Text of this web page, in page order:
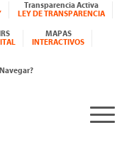
Transparencia Activa
LEY DE TRANSPARENCIA
MAPAS
INTERACTIVOS